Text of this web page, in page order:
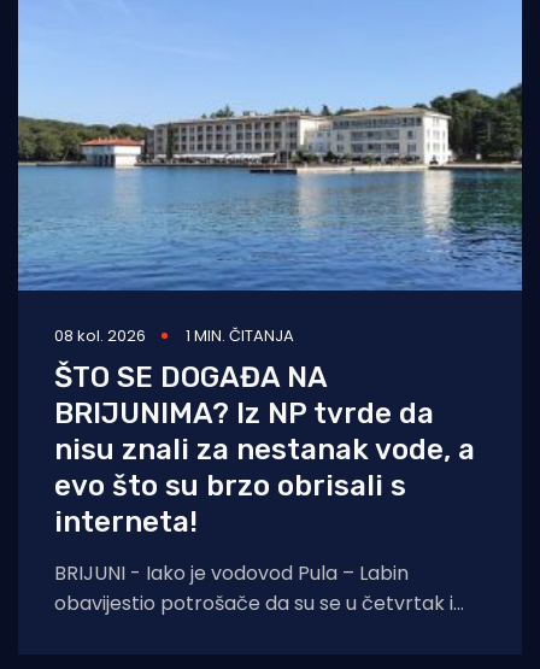
08 kol. 2026 1 MIN. ČITANJA
ŠTO SE DOGAĐA NA
BRIJUNIMA? Iz NP tvrde da
nisu znali za nestanak vode, a
evo što su brzo obrisali s
interneta!
BRIJUNI - Iako je vodovod Pula – Labin
obavijestio potrošače da su se u četvrtak i